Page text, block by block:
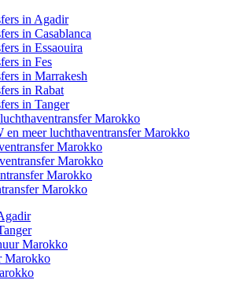
in Agadir
in Casablanca
in Essaouira
in Fes
in Marrakesh
in Rabat
in Tanger
Marokko
en meer luchthaventransfer Marokko
Marokko
Marokko
Marokko
Marokko
Marokko
Marokko